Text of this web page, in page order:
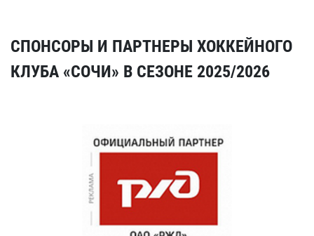
СПОНСОРЫ И ПАРТНЕРЫ ХОККЕЙНОГО
КЛУБА «СОЧИ» В СЕЗОНЕ 2025/2026